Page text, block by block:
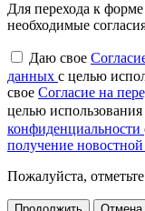
Для перехода к форме
необходимые
Даю свое
данных с целью
свое Согласие на
целью
конфиденциальности
получение
Пожалуйста,